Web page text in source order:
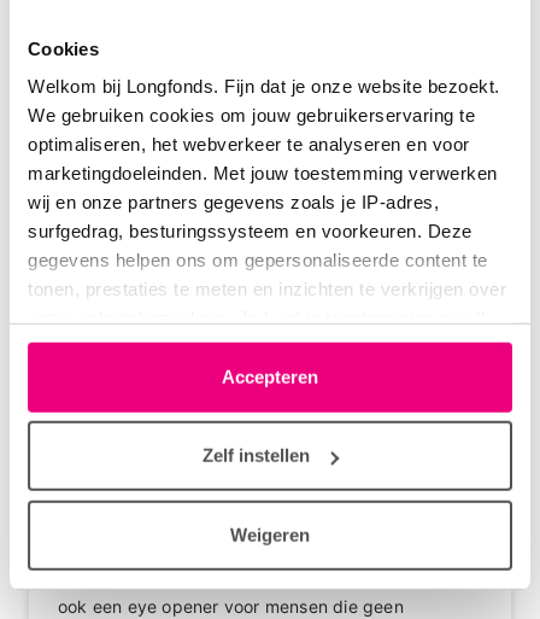
Cookies
Welkom bij Longfonds. Fijn dat je onze website bezoekt.
We gebruiken cookies om jouw gebruikerservaring te
optimaliseren, het webverkeer te analyseren en voor
marketingdoeleinden. Met jouw toestemming verwerken
wij en onze partners gegevens zoals je IP-adres,
surfgedrag, besturingssysteem en voorkeuren. Deze
gegevens helpen ons om gepersonaliseerde content te
tonen, prestaties te meten en inzichten te verkrijgen over
moment wijzigen of intrekken via het cookie-icoontje
linksonder elke pagina. De lijst met partners is te vinden
in het tabblad “details”.
Accepteren
Zelf instellen
Weigeren
Sanne Longfonds Moderator
02-09-2024 om 10:17 uur
Wat leuk dat er zo positief gereageerd wordt! Ik
neem contact met jullie op..
om te reageren
Hazel 02-09-2024 om 12:24 uur
ook een eye opener voor mensen die geen